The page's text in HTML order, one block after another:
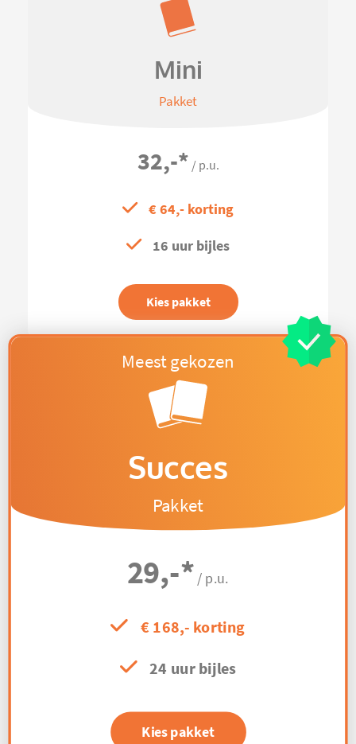
Mini
Pakket
32,-* / p.u.
€ 64,- korting
16 uur bijles
Kies pakket
Succes
Pakket
29,-* / p.u.
€ 168,- korting
24 uur bijles
Kies pakket